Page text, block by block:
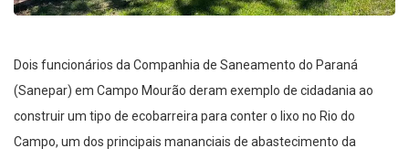
Dois funcionários da Companhia de Saneamento do Paraná
(Sanepar) em Campo Mourão deram exemplo de cidadania ao
construir um tipo de ecobarreira para conter o lixo no Rio do
Campo, um dos principais mananciais de abastecimento da